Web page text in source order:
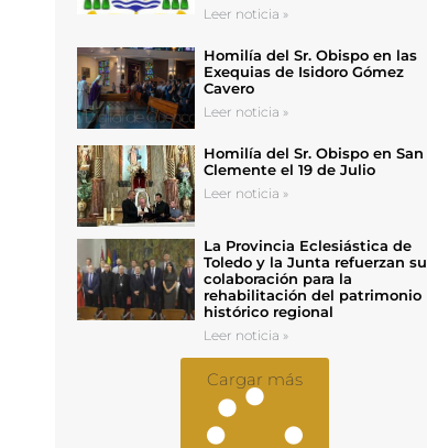
Leer noticia »
Homilía del Sr. Obispo en las
Exequias de Isidoro Gómez
Cavero
Leer noticia »
Homilía del Sr. Obispo en San
Clemente el 19 de Julio
Leer noticia »
La Provincia Eclesiástica de
Toledo y la Junta refuerzan su
colaboración para la
rehabilitación del patrimonio
histórico regional
Leer noticia »
Cargar más